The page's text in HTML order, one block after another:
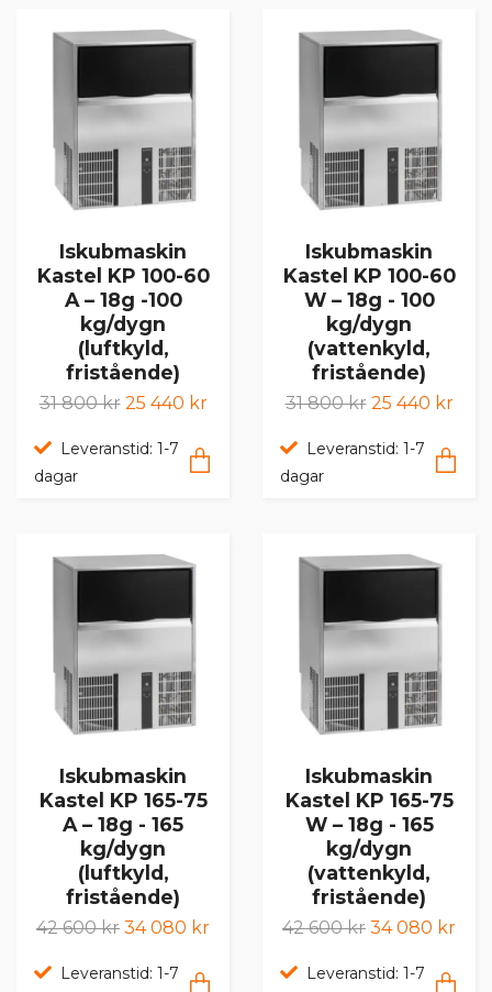
Iskubmaskin
Kastel KP 100-60
A – 18g -100
kg/dygn
(luftkyld,
fristående)
31 800 kr 25 440 kr
Leveranstid: 1-7
dagar
Iskubmaskin
Kastel KP 100-60
W – 18g - 100
kg/dygn
(vattenkyld,
fristående)
31 800 kr 25 440 kr
Leveranstid: 1-7
dagar
Iskubmaskin
Kastel KP 165-75
A – 18g - 165
kg/dygn
(luftkyld,
fristående)
42 600 kr 34 080 kr
Leveranstid: 1-7
Iskubmaskin
Kastel KP 165-75
W – 18g - 165
kg/dygn
(vattenkyld,
fristående)
42 600 kr 34 080 kr
Leveranstid: 1-7